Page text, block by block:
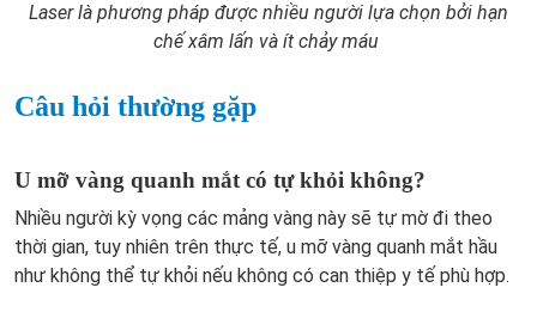
Laser là phương pháp được nhiều người lựa chọn bởi hạn
chế xâm lấn và ít chảy máu
Câu hỏi thường gặp
U mỡ vàng quanh mắt có tự khỏi không?
Nhiều người kỳ vọng các mảng vàng này sẽ tự mờ đi theo
thời gian, tuy nhiên trên thực tế, u mỡ vàng quanh mắt hầu
như không thể tự khỏi nếu không có can thiệp y tế phù hợp.